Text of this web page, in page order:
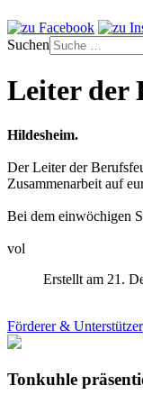
Suchen
Leiter der
Hildesheim.
Der Leiter der
Zusammenarbeit auf
Bei dem einwöchigen
vol
Erstellt am 21.
Förderer & Unterstützer
Tonkuhle